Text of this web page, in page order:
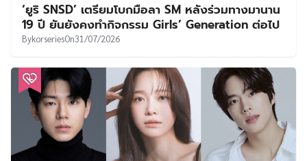
‘ยูริ SNSD’ เตรียมโบกมือลา SM หลังร่วมทางมานาน
19 ปี ยันยังคงทำกิจกรรม Girls’ Generation ต่อไป
BykorseriesOn31/07/2026